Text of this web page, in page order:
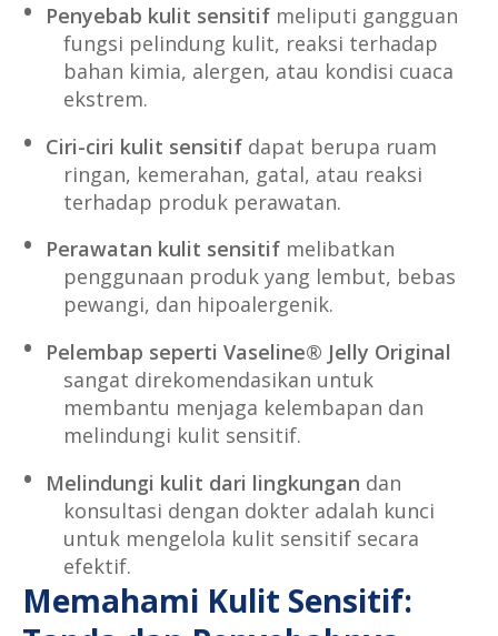
Penyebab kulit sensitifmeliputi gangguan
fungsi pelindung kulit, reaksi terhadap
bahan kimia, alergen, atau kondisi cuaca
ekstrem.
Ciri-ciri kulit sensitifdapat berupa ruam
ringan, kemerahan, gatal, atau reaksi
terhadap produk perawatan.
Perawatan kulit sensitifmelibatkan
penggunaan produk yang lembut, bebas
pewangi, dan hipoalergenik.
Pelembap seperti Vaseline® Jelly Original
sangat direkomendasikan untuk
membantu menjaga kelembapan dan
melindungi kulit sensitif.
Melindungi kulit dari lingkungan dan
konsultasi dengan dokter adalah kunci
untuk mengelola kulit sensitif secara
efektif.
Memahami Kulit Sensitif: